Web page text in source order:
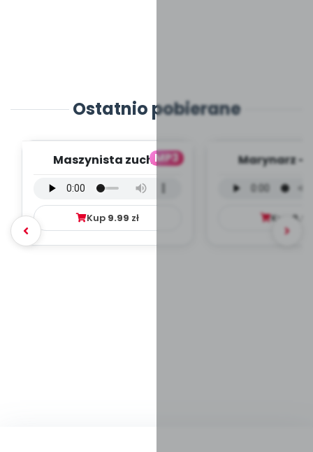
Ostatnio pobierane
MP3
Maszynista zuch -
mp3)
Kup 9.99 zł
Marynarz -
Kup 9.99